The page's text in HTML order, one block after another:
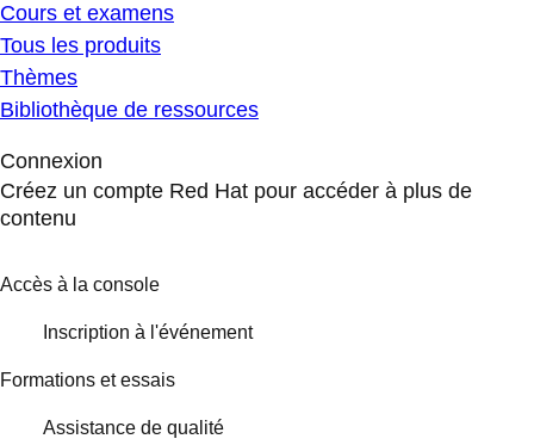
Cours et examens
Tous les produits
Thèmes
Bibliothèque de ressources
Connexion
Créez un compte Red Hat pour accéder à plus de
contenu
Accès à la console
Inscription à l'événement
Formations et essais
Assistance de qualité